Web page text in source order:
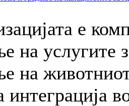
е
на услугите
на
интеграција